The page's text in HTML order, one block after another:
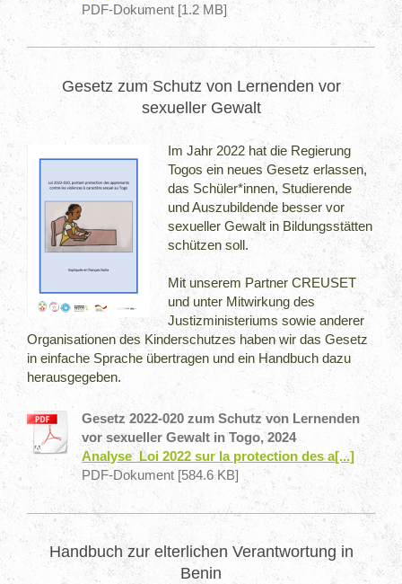
PDF-Dokument [1.2 MB]
Gesetz zum Schutz von Lernenden vor
sexueller Gewalt
Im Jahr 2022 hat die Regierung
Togos ein neues Gesetz erlassen,
das Schüler*innen, Studierende
und Auszubildende besser vor
sexueller Gewalt in Bildungsstätten
schützen soll.
Mit unserem Partner CREUSET
und unter Mitwirkung des
Justizministeriums sowie anderer
Organisationen des Kinderschutzes haben wir das Gesetz
in einfache Sprache übertragen und ein Handbuch dazu
herausgegeben.
Gesetz 2022-020 zum Schutz von Lernenden
vor sexueller Gewalt in Togo, 2024
Analyse_Loi 2022 sur la protection des a[...]
PDF-Dokument [584.6 KB]
Handbuch zur elterlichen Verantwortung in
Benin